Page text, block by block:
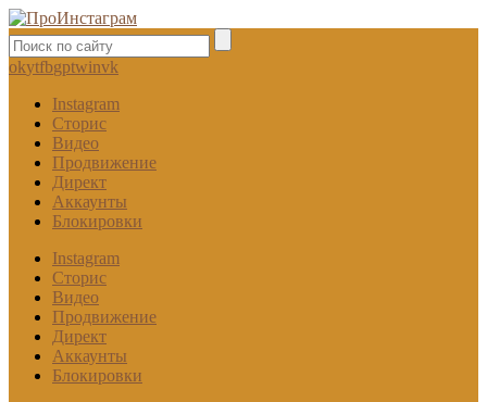
okytfbgptwinvk
Instagram
Сторис
Видео
Продвижение
Директ
Аккаунты
Блокировки
Instagram
Сторис
Видео
Продвижение
Директ
Аккаунты
Блокировки